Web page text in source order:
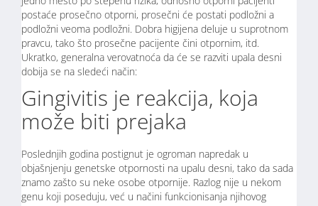
postaće prosečno otporni, prosečni će postati podložni a
podložni veoma podložni. Dobra higijena deluje u suprotnom
pravcu, tako što prosečne pacijente čini otpornim, itd.
Ukratko, generalna verovatnoća da će se razviti upala desni
dobija se na sledeći način:
Gingivitis je reakcija, koja
može biti prejaka
Poslednjih godina postignut je ogroman napredak u
objašnjenju genetske otpornosti na upalu desni, tako da sada
znamo zašto su neke osobe otpornije. Razlog nije u nekom
genu koji poseduju, već u načini funkcionisanja njihovog